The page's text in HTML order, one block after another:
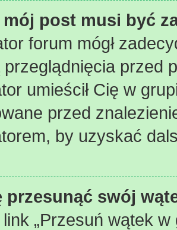
mój post musi być
forum mógł
przed
umieścił Cię w
przed
by uzyskać
przesunąć swój
„Przesuń wątek